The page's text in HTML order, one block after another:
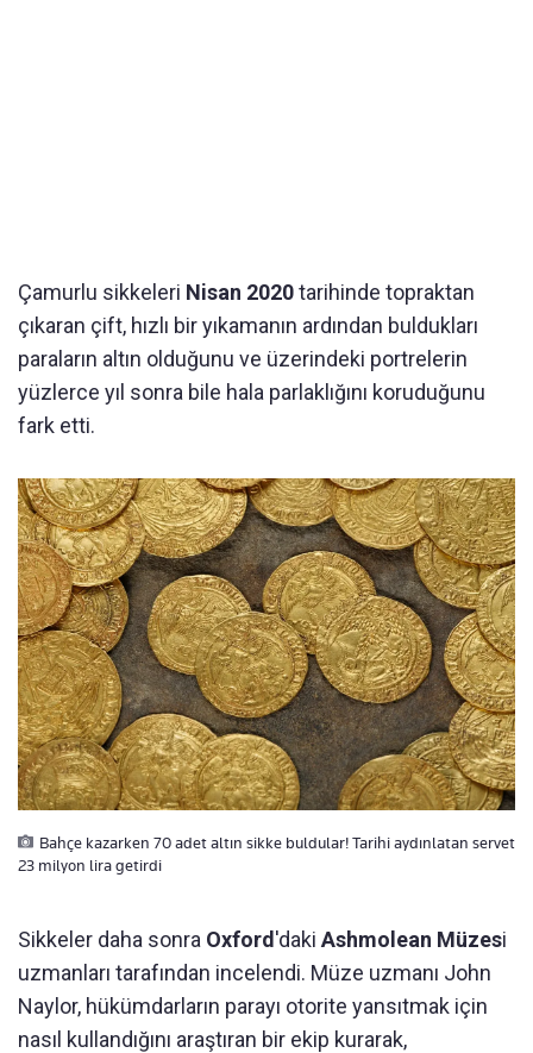
Çamurlu sikkeleri Nisan 2020tarihinde topraktan
çıkaran çift, hızlı bir yıkamanın ardından buldukları
paraların altın olduğunu ve üzerindeki portrelerin
yüzlerce yıl sonra bile hala parlaklığını koruduğunu
fark etti.
Bahçe kazarken 70 adet altın sikke buldular! Tarihi aydınlatan servet
23 milyon lira getirdi
Sikkeler daha sonra Oxford'daki Ashmolean Müzesi
uzmanları tarafından incelendi. Müze uzmanı John
Naylor, hükümdarların parayı otorite yansıtmak için
nasıl kullandığını araştıran bir ekip kurarak,